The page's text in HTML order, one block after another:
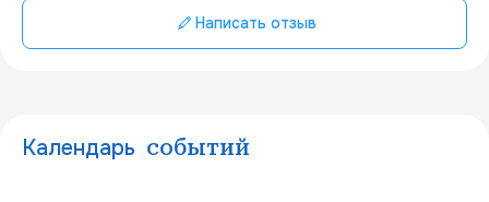
Написать отзыв
Календарь событий